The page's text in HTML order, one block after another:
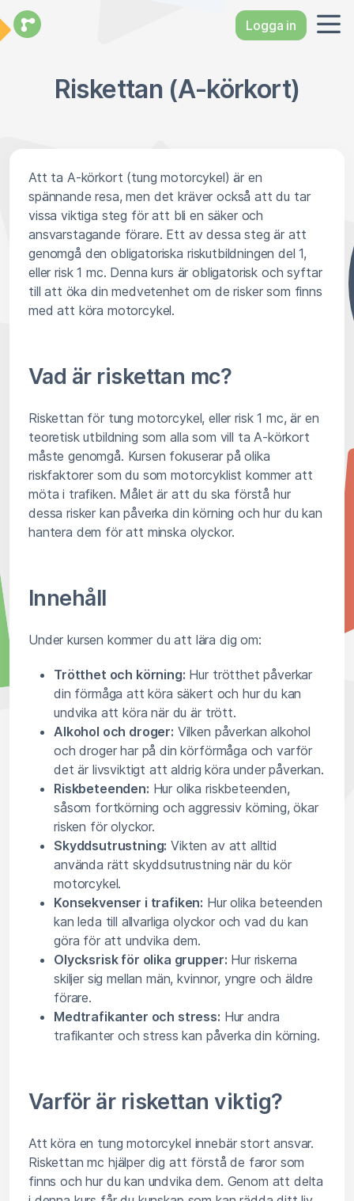
Logga in
Riskettan (A-körkort)
Att ta A-körkort (tung motorcykel) är en
spännande resa, men det kräver också att du tar
vissa viktiga steg för att bli en säker och
ansvarstagande förare. Ett av dessa steg är att
genomgå den obligatoriska riskutbildningen del 1,
eller risk 1 mc. Denna kurs är obligatorisk och syftar
till att öka din medvetenhet om de risker som finns
med att köra motorcykel.
Vad är riskettan mc?
Riskettan för tung motorcykel, eller risk 1 mc, är en
teoretisk utbildning som alla som vill ta A-körkort
måste genomgå. Kursen fokuserar på olika
riskfaktorer som du som motorcyklist kommer att
möta i trafiken. Målet är att du ska förstå hur
dessa risker kan påverka din körning och hur du kan
hantera dem för att minska olyckor.
Innehåll
Under kursen kommer du att lära dig om:
Trötthet och körning: Hur trötthet påverkar
din förmåga att köra säkert och hur du kan
undvika att köra när du är trött.
Alkohol och droger: Vilken påverkan alkohol
och droger har på din körförmåga och varför
det är livsviktigt att aldrig köra under påverkan.
Riskbeteenden: Hur olika riskbeteenden,
såsom fortkörning och aggressiv körning, ökar
risken för olyckor.
Skyddsutrustning: Vikten av att alltid
använda rätt skyddsutrustning när du kör
motorcykel.
Konsekvenser i trafiken: Hur olika beteenden
kan leda till allvarliga olyckor och vad du kan
göra för att undvika dem.
Olycksrisk för olika grupper: Hur riskerna
skiljer sig mellan män, kvinnor, yngre och äldre
förare.
Medtrafikanter och stress: Hur andra
trafikanter och stress kan påverka din körning.
Varför är riskettan viktig?
Att köra en tung motorcykel innebär stort ansvar.
Riskettan mc hjälper dig att förstå de faror som
finns och hur du kan undvika dem. Genom att delta